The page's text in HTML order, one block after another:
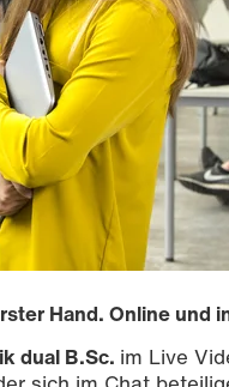
Hand. Online und
dual B.Sc. im Live